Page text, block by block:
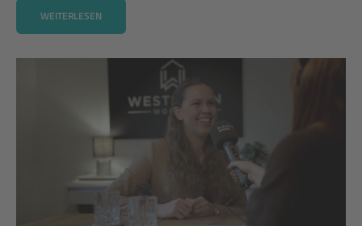
WEITERLESEN
WEITERLESEN